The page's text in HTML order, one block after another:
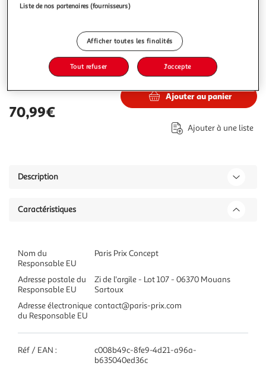
Plus d'options
Vendu par Paris Prix 70,99€
70,99€
Ajouter au panier
Ajouter à une liste
Description
Caractéristiques
Nom du
Responsable EU
Paris Prix Concept
Adresse postale du
Responsable EU
Zi de l'argile - Lot 107 - 06370 Mouans
Sartoux
Adresse électronique
du Responsable EU
contact@paris-prix.com
Réf / EAN :
c008b49c-8fe9-4d21-a96a-
b635040ed36c
Liste de nos partenaires (fournisseurs)
Afficher toutes les finalités
Tout refuser J'accepte